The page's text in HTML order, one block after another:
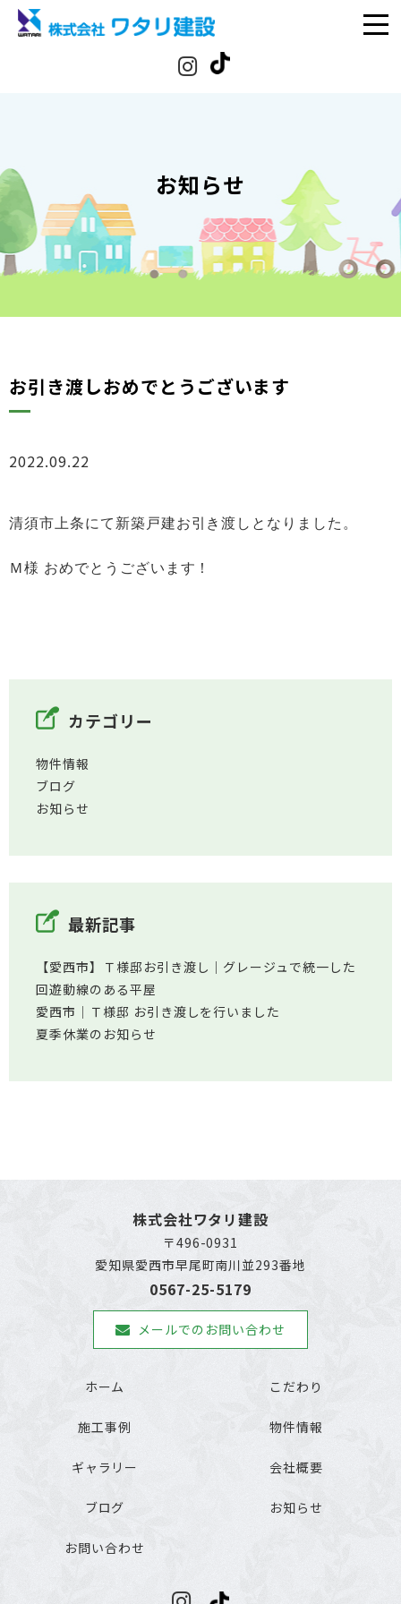
お知らせ
お引き渡しおめでとうございます
2022.09.22
清須市上条にて新築戸建お引き渡しとなりました。
Ｍ様 おめでとうございます！
カテゴリー
物件情報
ブログ
お知らせ
最新記事
【愛西市】Ｔ様邸お引き渡し｜グレージュで統一した
回遊動線のある平屋
愛西市│Ｔ様邸 お引き渡しを行いました
夏季休業のお知らせ
株式会社ワタリ建設
〒496-0931
愛知県愛西市早尾町南川並293番地
0567-25-5179
メールでのお問い合わせ
ホーム こだわり
施工事例 物件情報
ギャラリー 会社概要
ブログ お知らせ
お問い合わせ